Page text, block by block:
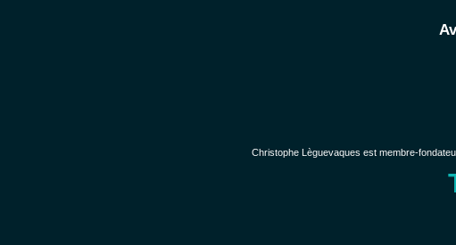
Christophe Lèguevaques est membre-